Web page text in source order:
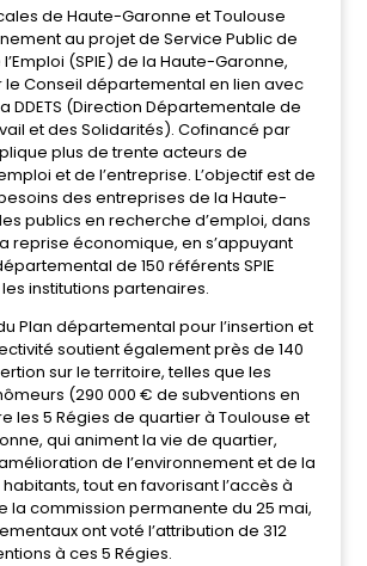
de Haute-Garonne et Toulouse
au projet de Service Public de
(SPIE) de la Haute-Garonne,
Conseil départemental en lien avec
DDETS (Direction Départementale de
et des Solidarités). Cofinancé par
plus de trente acteurs de
et de l’entreprise. L’objectif est de
des entreprises de la Haute-
publics en recherche d’emploi, dans
reprise économique, en s’appuyant
de 150 référents SPIE
institutions partenaires.
Plan départemental pour l’insertion et
soutient également près de 140
sur le territoire, telles que les
(290 000 € de subventions en
les 5 Régies de quartier à Toulouse et
qui animent la vie de quartier,
de l’environnement et de la
tout en favorisant l’accès à
la commission permanente du 25 mai,
ont voté l’attribution de 312
à ces 5 Régies.